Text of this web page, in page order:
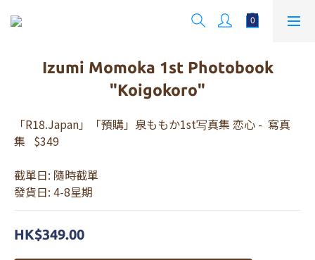
Izumi Momoka 1st Photobook
"Koigokoro"
「R18.Japan」「預購」泉ももか1st写真集 恋心 -  寫真
集   $349
截單日: 隨時截單
發貨日: 4-8星期
HK$349.00